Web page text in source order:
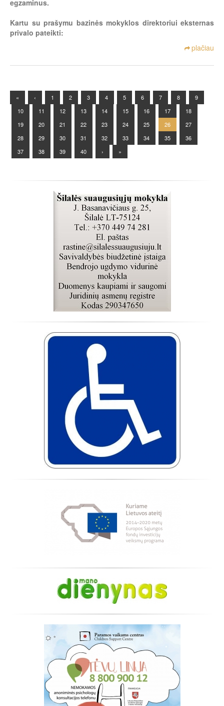
egzaminus.
Kartu su prašymu bazinės mokyklos direktoriui eksternas
privalo pateikti:
plačiau
« ‹ 1 2 3 4 5 6 7 8
9
10
11 12 13 14 15 16 17
18
19
20 21 22 23 24 25 26
27
28
29 30 31 32 33 34 35
36
37
38 39 40 › »